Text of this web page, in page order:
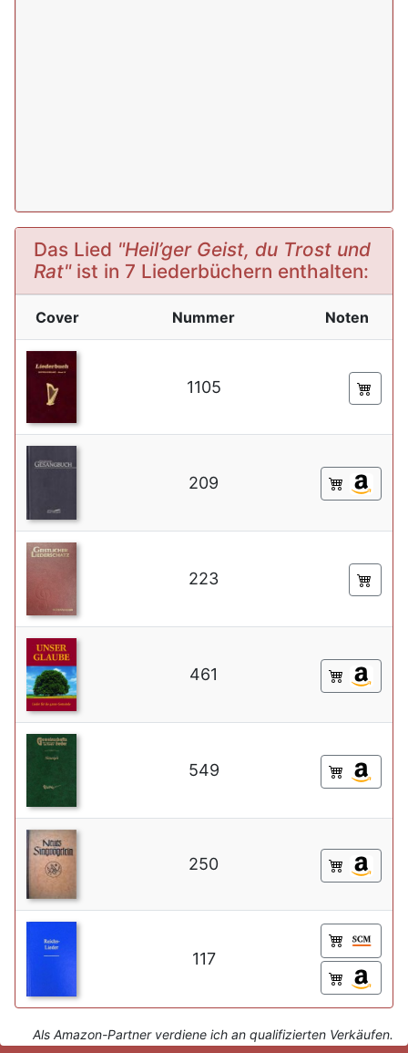
Das Lied "Heil’ger Geist, du Trost und
Rat"ist in 7 Liederbüchern enthalten:
Cover Nummer Noten
1105
209
223
461
549
250
117
Als Amazon-Partner verdiene ich an qualifizierten Verkäufen.